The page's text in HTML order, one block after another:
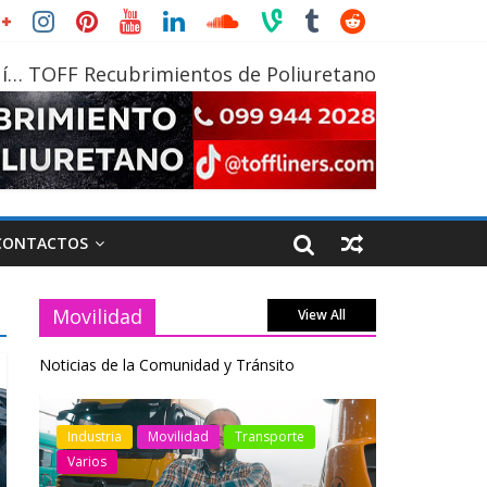
TOFF Recubrimientos de Poliuretano
Movilidad View All
Noticias de la Comunidad y Tránsito
Industria Movilidad
Transporte
Varios